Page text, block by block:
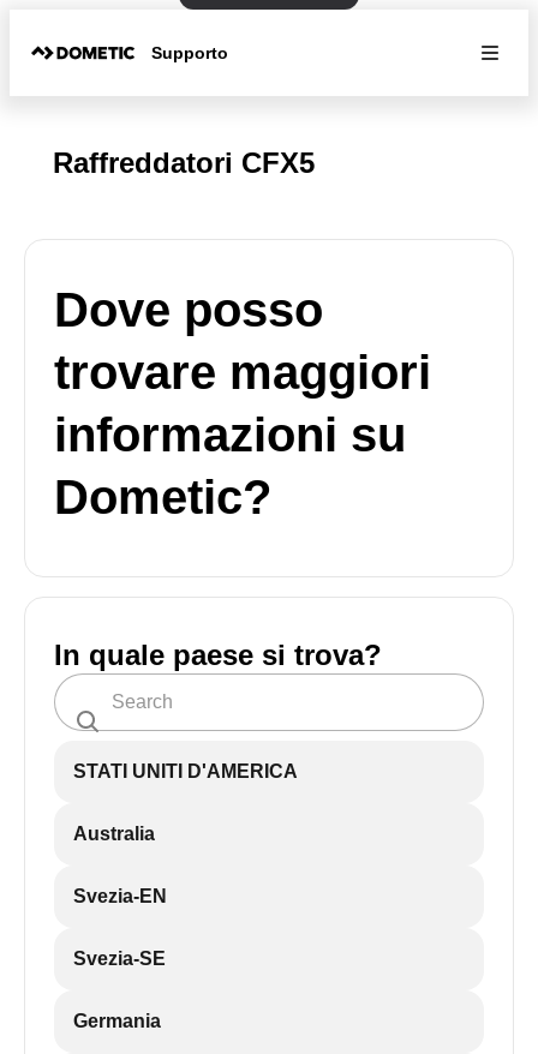
Supporto
Raffreddatori CFX5
Dove posso
trovare maggiori
informazioni su
Dometic?
In quale paese si trova?
STATI UNITI D'AMERICA
Australia
Svezia-EN
Svezia-SE
Germania